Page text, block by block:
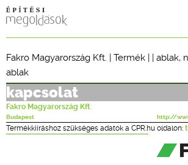
CPR TERMÉKKIÍRÁS
ÉPÍTÉSI JOG
ONLINE KÉPZÉSEK
Fakro Magyarország Kft. | Termék | | ablak,
ablak
kapcsolat
Fakro Magyarország Kft.
Budapest http://
Termékkiíráshoz szükséges adatok a CPR.hu oldalon: